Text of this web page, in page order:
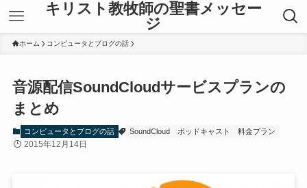
キリスト教牧師の聖書メッセー
ジ
ホーム コンピュータとブログの話
音源配信SoundCloudサービスプランの
まとめ
コンピュータとブログの話 SoundCloud ポッドキャスト 料金プラン
2015年12月14日